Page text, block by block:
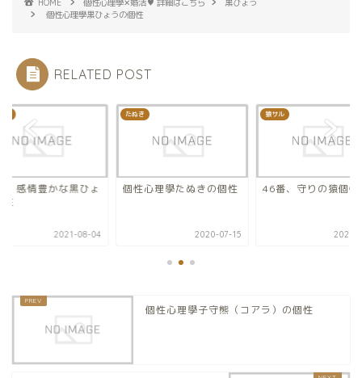
個性心理學黒ひょうの個性
RELATED POST
、感情豊かな黒ひょ
性
2021-08-04
たぬき
個性心理學たぬきの個性
2020-07-15
猿サル
46番、守りの猿個性
2021-
個性心理學子守熊（コアラ）の個性